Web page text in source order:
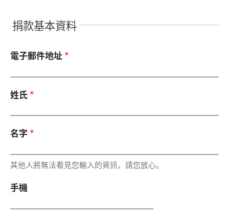
捐款基本資料
電子郵件地址 *
姓氏 *
名字 *
其他人將無法看見您輸入的資訊，請您放心。
手機